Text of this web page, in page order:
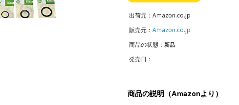
出荷元：Amazon.co.jp
販売元： Amazon.co.jp
商品の状態： 新品
発売日：
商品の説明（Amazonより）